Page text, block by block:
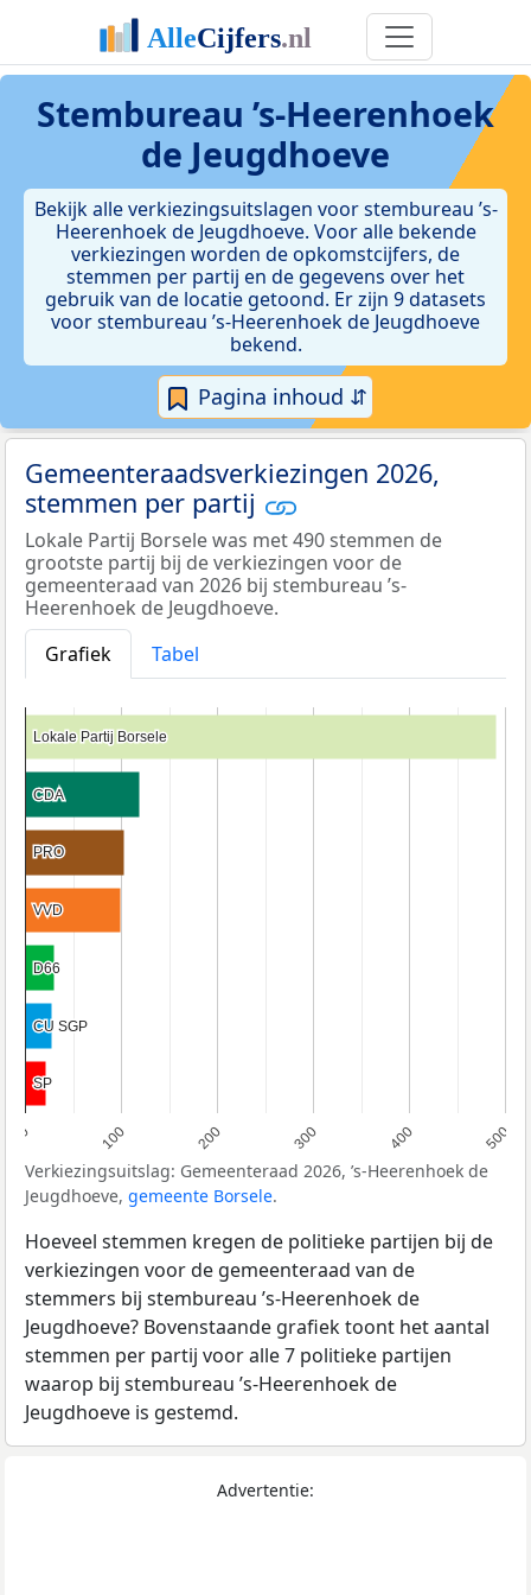
Stembureau ’s-Heerenhoek
de Jeugdhoeve
Bekijk alle verkiezingsuitslagen voor stembureau ’s-
Heerenhoek de Jeugdhoeve. Voor alle bekende
verkiezingen worden de opkomstcijfers, de
stemmen per partij en de gegevens over het
gebruik van de locatie getoond. Er zijn 9 datasets
voor stembureau ’s-Heerenhoek de Jeugdhoeve
bekend.
Pagina inhoud ⇵
Gemeenteraadsverkiezingen 2026,
stemmen per partij
Lokale Partij Borsele was met 490 stemmen de
grootste partij bij de verkiezingen voor de
gemeenteraad van 2026 bij stembureau ’s-
Heerenhoek de Jeugdhoeve.
Grafiek
Tabel
0 100 200 300 400 500
Lokale Partij Borsele
Lokale Partij Borsele
CDA
CDA
PRO
PRO
VVD
VVD
D66
D66
CU SGP
CU SGP
SP
SP
Verkiezingsuitslag: Gemeenteraad 2026, ’s-Heerenhoek de
Jeugdhoeve, gemeente Borsele.
Hoeveel stemmen kregen de politieke partijen bij de
verkiezingen voor de gemeenteraad van de
stemmers bij stembureau ’s-Heerenhoek de
Jeugdhoeve? Bovenstaande grafiek toont het aantal
stemmen per partij voor alle 7 politieke partijen
waarop bij stembureau ’s-Heerenhoek de
Jeugdhoeve is gestemd.
Advertentie: